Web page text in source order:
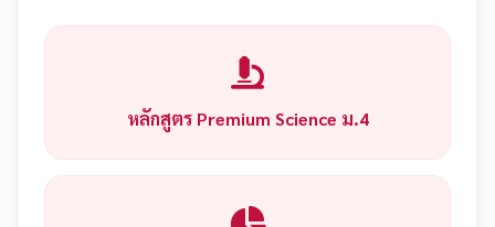
หลักสูตร Premium Science ม.4